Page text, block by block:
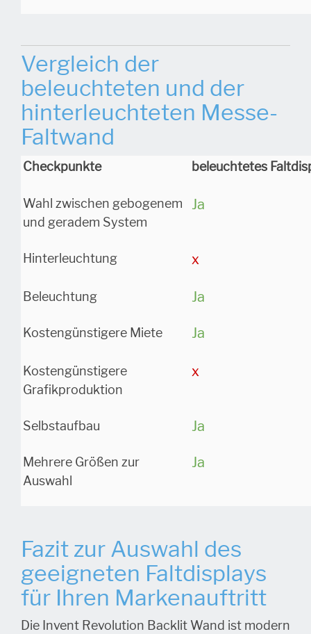
Vergleich der
beleuchteten und der
hinterleuchteten Messe-
Faltwand
Checkpunkte beleuchtetes
Wahl zwischen gebogenem
und geradem System
Ja
Hinterleuchtung x
Beleuchtung Ja
Kostengünstigere Miete Ja
Kostengünstigere
Grafikproduktion
x
Selbstaufbau Ja
Mehrere Größen zur
Auswahl
Ja
Fazit zur Auswahl des
geeigneten Faltdisplays
für Ihren Markenauftritt
Die Invent Revolution Backlit Wand ist modern